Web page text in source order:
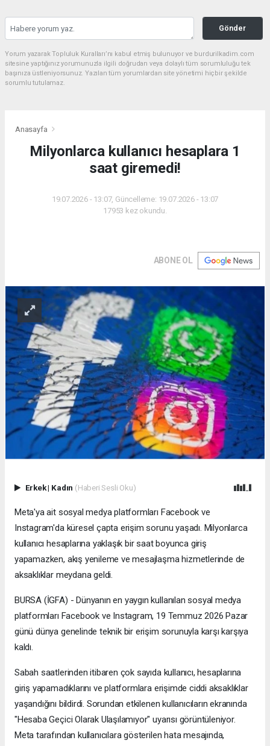
Gönder
Yorum yazarak Topluluk Kuralları’nı kabul etmiş bulunuyor ve burdurilkadim.com
sitesine yaptığınız yorumunuzla ilgili doğrudan veya dolaylı tüm sorumluluğu tek
başınıza üstleniyorsunuz. Yazılan tüm yorumlardan site yönetimi hiçbir şekilde
sorumlu tutulamaz.
Anasayfa
Milyonlarca kullanıcı hesaplara 1
saat giremedi!
19.07.2026 - 13:07, Güncelleme: 19.07.2026 - 13:07
17953 kez okundu.
ABONE OL
Erkek| Kadın (Haberi Sesli Oku)
Meta'ya ait sosyal medya platformları Facebook ve
Instagram'da küresel çapta erişim sorunu yaşadı. Milyonlarca
kullanıcı hesaplarına yaklaşık bir saat boyunca giriş
yapamazken, akış yenileme ve mesajlaşma hizmetlerinde de
aksaklıklar meydana geldi.
BURSA (İGFA) - Dünyanın en yaygın kullanılan sosyal medya
platformları Facebook ve Instagram, 19 Temmuz 2026 Pazar
günü dünya genelinde teknik bir erişim sorunuyla karşı karşıya
kaldı.
Sabah saatlerinden itibaren çok sayıda kullanıcı, hesaplarına
giriş yapamadıklarını ve platformlara erişimde ciddi aksaklıklar
yaşandığını bildirdi. Sorundan etkilenen kullanıcıların ekranında
"Hesaba Geçici Olarak Ulaşılamıyor" uyarısı görüntüleniyor.
Meta tarafından kullanıcılara gösterilen hata mesajında,